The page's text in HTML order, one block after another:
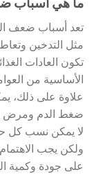
ما هي أسباب
تعد أسباب ضعف
مثل التدخين
تكون العادات
الأساسية من
علاوة على ذلك،
ضغط الدم ومرض
لا يمكن نسب كل
ولكن يجب
على جودة وكمية